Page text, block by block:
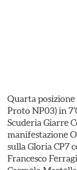
Quarta posizione
Proto NP03) in
Scuderia Giarre
manifestazione
sulla Gloria CP7
Francesco